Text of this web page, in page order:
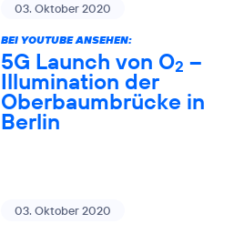
03. Oktober 2020
BEI YOUTUBE ANSEHEN:
5G Launch von O2 –
Illumination der
Oberbaumbrücke in
Berlin
03. Oktober 2020